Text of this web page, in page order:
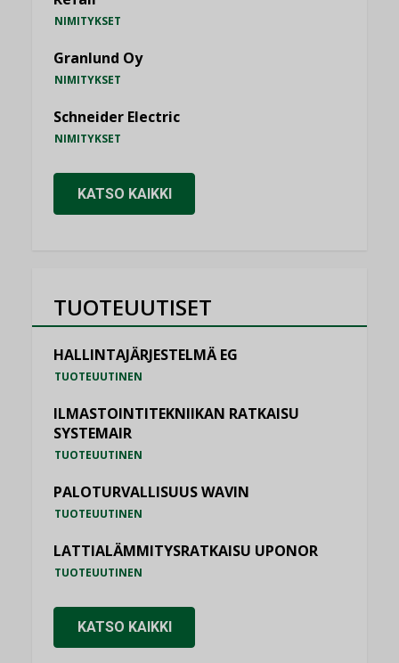
NIMITYKSET
Granlund Oy
NIMITYKSET
Schneider Electric
NIMITYKSET
KATSO KAIKKI
TUOTEUUTISET
HALLINTAJÄRJESTELMÄ EG
TUOTEUUTINEN
ILMASTOINTITEKNIIKAN RATKAISU
SYSTEMAIR
TUOTEUUTINEN
PALOTURVALLISUUS WAVIN
TUOTEUUTINEN
LATTIALÄMMITYSRATKAISU UPONOR
TUOTEUUTINEN
KATSO KAIKKI